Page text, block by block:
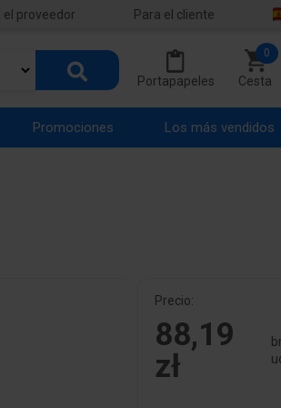
el proveedor Para el cliente
Portapapeles Cesta
0
Promociones Los más vendidos
Precio:
88,19
zł